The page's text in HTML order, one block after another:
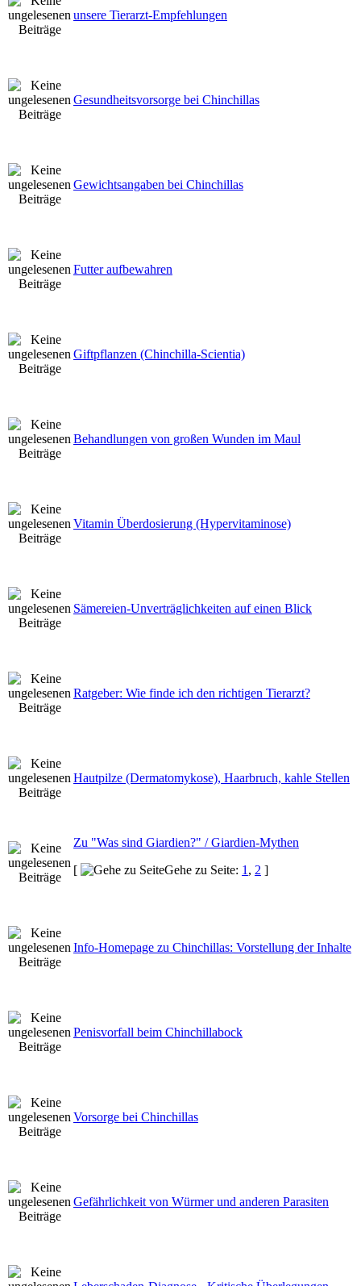
unsere Tierarzt-Empfehlungen
Gesundheitsvorsorge bei Chinchillas
Gewichtsangaben bei Chinchillas
Futter aufbewahren
Giftpflanzen (Chinchilla-Scientia)
Behandlungen von großen Wunden im Maul
Vitamin Überdosierung (Hypervitaminose)
Sämereien-Unverträglichkeiten auf einen Blick
Ratgeber: Wie finde ich den richtigen Tierarzt?
Hautpilze (Dermatomykose), Haarbruch, kahle Stellen
Zu "Was sind Giardien?" / Giardien-Mythen
[
Gehe zu Seite: 1 , 2 ]
Info-Homepage zu Chinchillas: Vorstellung der Inhalte
Penisvorfall beim Chinchillabock
Vorsorge bei Chinchillas
Gefährlichkeit von Würmer und anderen Parasiten